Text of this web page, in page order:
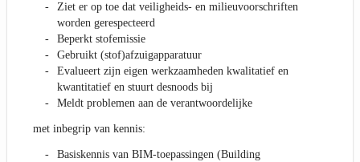
Ziet er op toe dat veiligheids- en milieuvoorschriften
worden gerespecteerd
Beperkt stofemissie
Gebruikt (stof)afzuigapparatuur
Evalueert zijn eigen werkzaamheden kwalitatief en
kwantitatief en stuurt desnoods bij
Meldt problemen aan de verantwoordelijke
met inbegrip van kennis:
Basiskennis van BIM-toepassingen (Building